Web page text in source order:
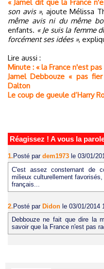
« Jamel dit que la France
son avis », ajoute Mélissa
même avis ni du même
enfants. « Je suis la femme
forcément ses idées »,
Lire aussi :
Minute : « la France n'est
Jamel Debbouze « pas
Dalton
Le coup de gueule d’Harry
Réagissez ! A vous la
1. Posté par dem1973 le 03/01/
C'est assez consternant de
milieux culturellement
français...
2.Posté par Didon le 03/01/2014
Debbouze ne fait que dire la
savoir que la France n'est pas